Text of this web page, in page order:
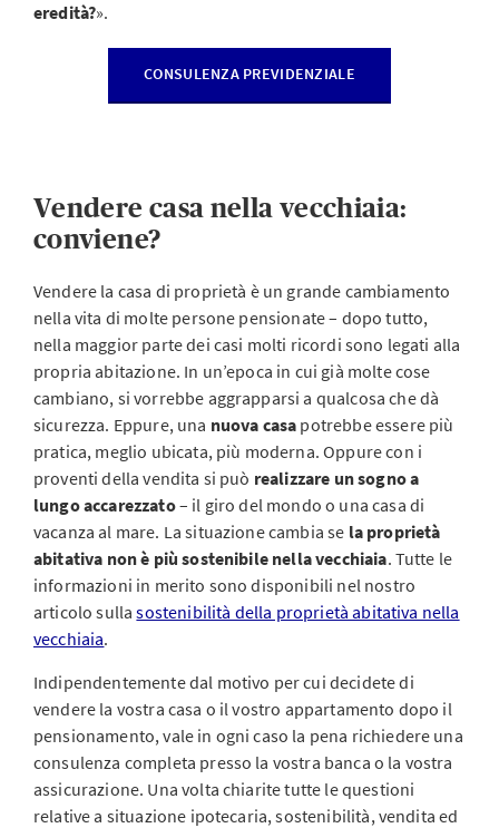
eredità?».
CONSULENZA PREVIDENZIALE
Vendere casa nella vecchiaia:
conviene?
Vendere la casa di proprietà è un grande cambiamento
nella vita di molte persone pensionate – dopo tutto,
nella maggior parte dei casi molti ricordi sono legati alla
propria abitazione. In un’epoca in cui già molte cose
cambiano, si vorrebbe aggrapparsi a qualcosa che dà
sicurezza. Eppure, una nuova casa potrebbe essere più
pratica, meglio ubicata, più moderna. Oppure con i
proventi della vendita si può realizzare un sogno a
lungo accarezzato– il giro del mondo o una casa di
vacanza al mare. La situazione cambia se la proprietà
abitativa non è più sostenibile nella vecchiaia. Tutte le
informazioni in merito sono disponibili nel nostro
articolo sullasostenibilità della proprietà abitativa nella
vecchiaia.
Indipendentemente dal motivo per cui decidete di
vendere la vostra casa o il vostro appartamento dopo il
pensionamento, vale in ogni caso la pena richiedere una
consulenza completa presso la vostra banca o la vostra
assicurazione. Una volta chiarite tutte le questioni
relative a situazione ipotecaria, sostenibilità, vendita ed